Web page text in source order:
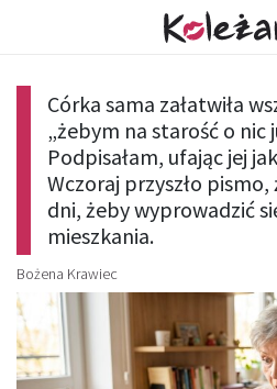
Córka sama załatwiła
„żebym na starość o nic
Podpisałam, ufając jej
Wczoraj przyszło
dni, żeby wyprowadzić
mieszkania.
Bożena Krawiec